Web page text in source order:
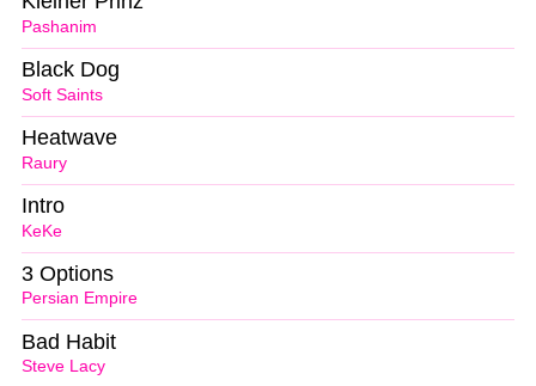
Pashanim
Soft Saints
Black Dog
Raury
Heatwave
KeKe
Intro
Persian Empire
3 Options
Steve Lacy
Bad Habit